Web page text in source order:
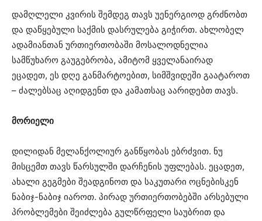
დამღლელი კვირის შემდეგ თავს უენერგიოდ გრძნობთ
და დაწყებული საქმის დასრულება გიჭირთ. ახლობელ
ადამიანთან ურთიერთობაში მოსალოდნელია
სამწუხარო გაუგებრობა, ამიტომ ყველანაირად
ეცადეთ, ეს დღე განმარტოებით, სიმშვიდეში გაატაროთ
– ძალებსაც აღიდგენთ და კამათსაც აარიდებთ თავს.
მორიელი
დილიდან მელანქოლიურ განწყობას ებრძვით. ნუ
მისცემთ თავს წარსულში დარჩენის უფლებას. ეცადეთ,
ახალი გეგმები შეადგინოთ და საკუთარი ოცნებისკენ
ნაბიჯ-ნაბიჯ იაროთ. პირად ურთიერთობებში არსებული
პრობლემები შეიძლება გულწრფელი საუბრით და